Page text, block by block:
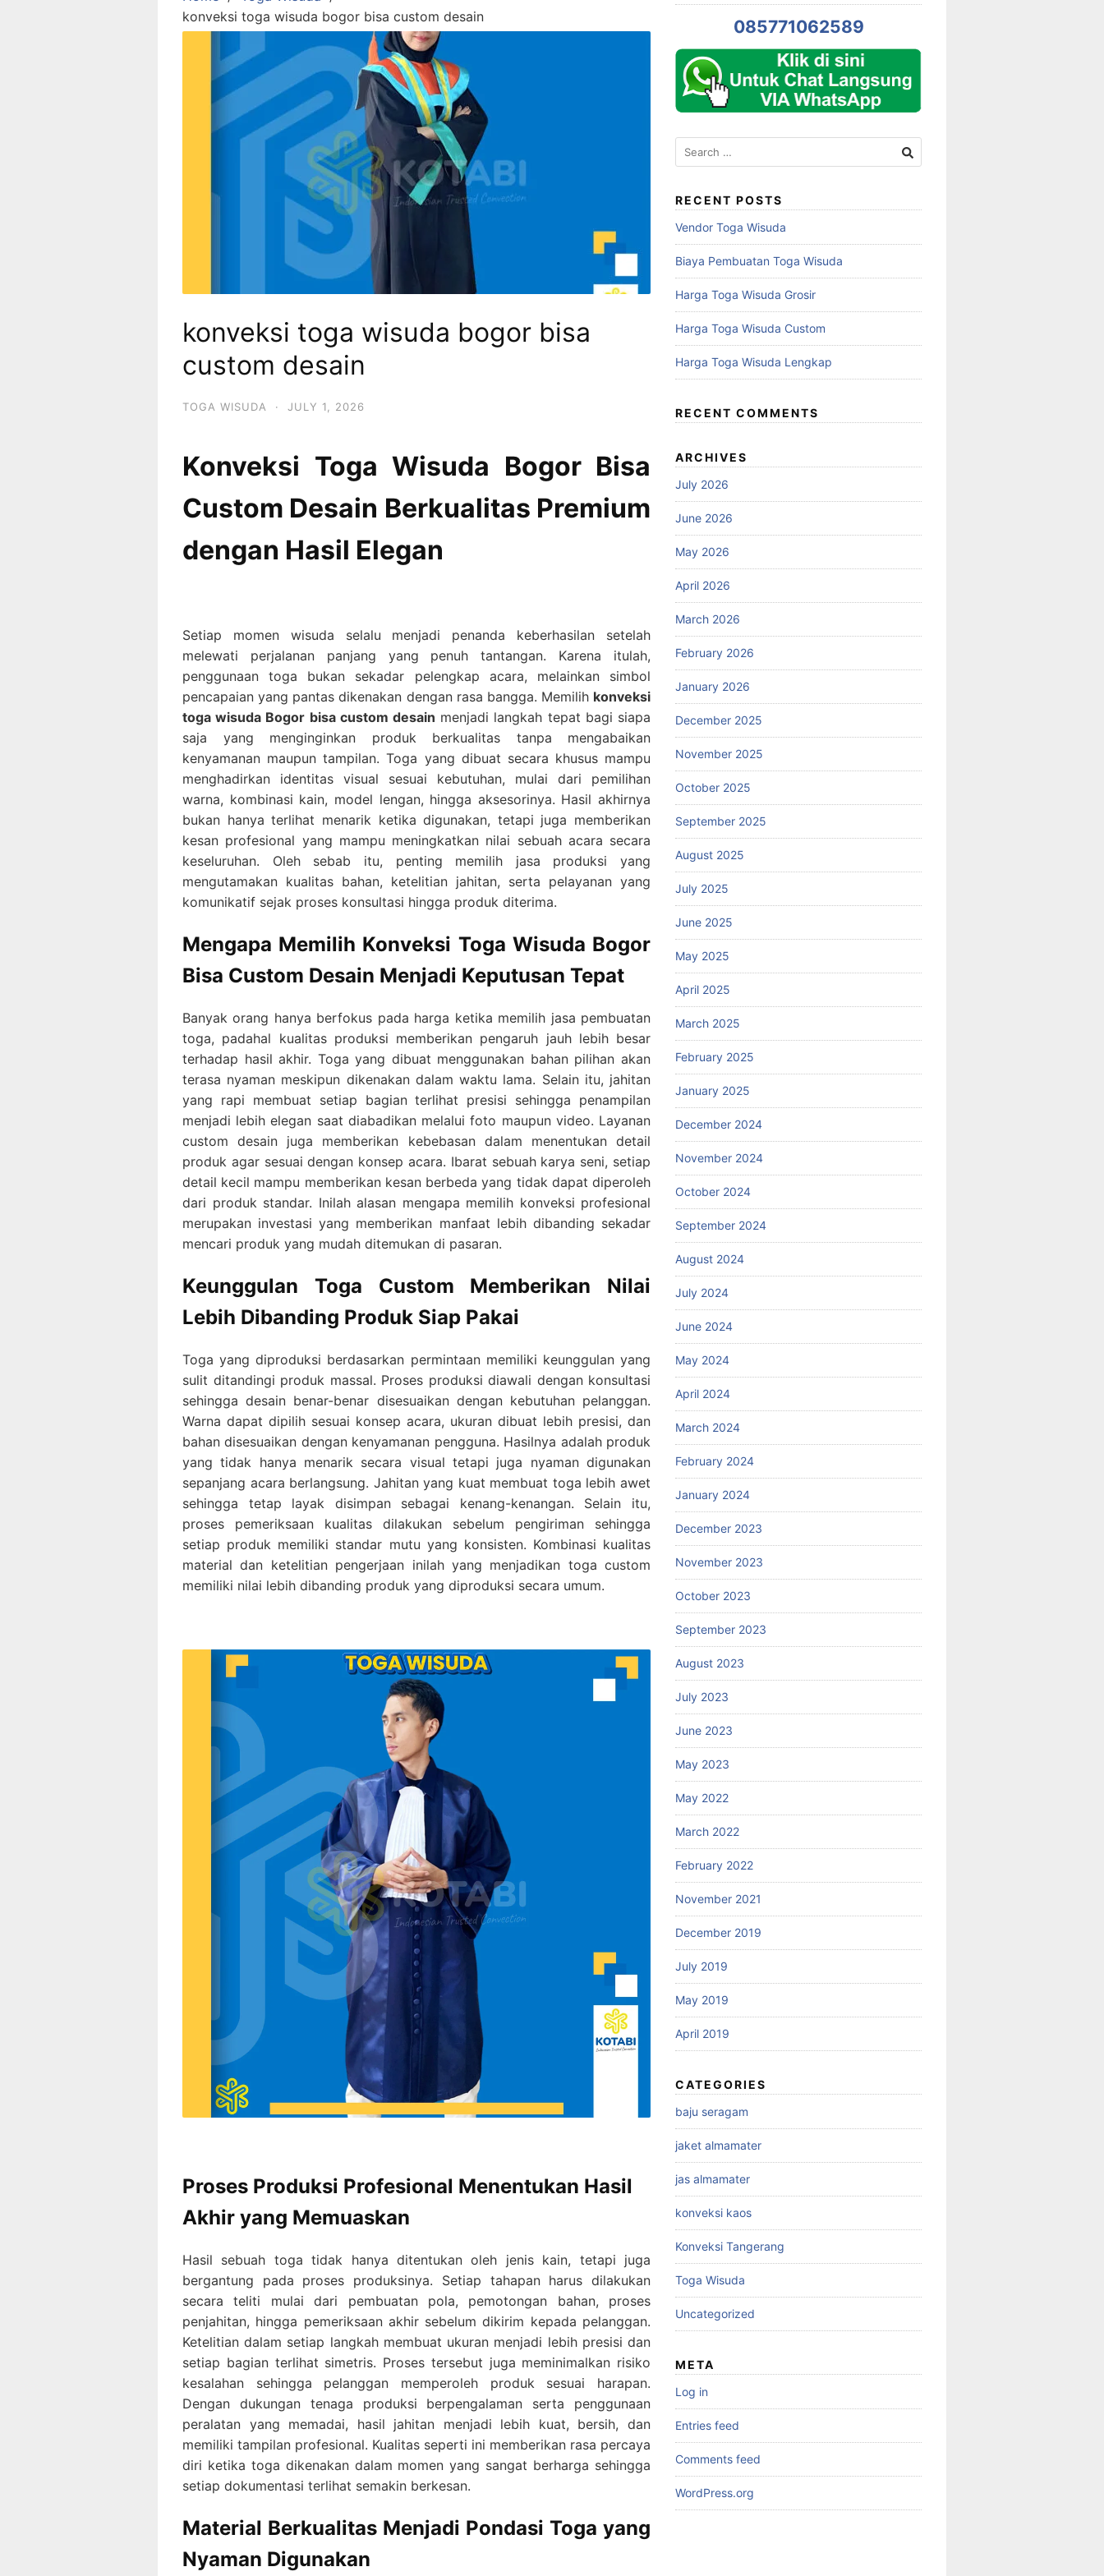
konveksi toga wisuda bogor bisa custom desain
konveksi toga wisuda bogor bisa
custom desain
TOGA WISUDA · JULY 1, 2026
Konveksi Toga Wisuda Bogor Bisa
Custom Desain Berkualitas Premium
dengan Hasil Elegan
Setiap momen wisuda selalu menjadi penanda keberhasilan setelah
melewati perjalanan panjang yang penuh tantangan. Karena itulah,
penggunaan toga bukan sekadar pelengkap acara, melainkan simbol
pencapaian yang pantas dikenakan dengan rasa bangga. Memilih konveksi
toga wisuda Bogor bisa custom desain menjadi langkah tepat bagi siapa
saja yang menginginkan produk berkualitas tanpa mengabaikan
kenyamanan maupun tampilan. Toga yang dibuat secara khusus mampu
menghadirkan identitas visual sesuai kebutuhan, mulai dari pemilihan
warna, kombinasi kain, model lengan, hingga aksesorinya. Hasil akhirnya
bukan hanya terlihat menarik ketika digunakan, tetapi juga memberikan
kesan profesional yang mampu meningkatkan nilai sebuah acara secara
keseluruhan. Oleh sebab itu, penting memilih jasa produksi yang
mengutamakan kualitas bahan, ketelitian jahitan, serta pelayanan yang
komunikatif sejak proses konsultasi hingga produk diterima.
Mengapa Memilih Konveksi Toga Wisuda Bogor
Bisa Custom Desain Menjadi Keputusan Tepat
Banyak orang hanya berfokus pada harga ketika memilih jasa pembuatan
toga, padahal kualitas produksi memberikan pengaruh jauh lebih besar
terhadap hasil akhir. Toga yang dibuat menggunakan bahan pilihan akan
terasa nyaman meskipun dikenakan dalam waktu lama. Selain itu, jahitan
yang rapi membuat setiap bagian terlihat presisi sehingga penampilan
menjadi lebih elegan saat diabadikan melalui foto maupun video. Layanan
custom desain juga memberikan kebebasan dalam menentukan detail
produk agar sesuai dengan konsep acara. Ibarat sebuah karya seni, setiap
detail kecil mampu memberikan kesan berbeda yang tidak dapat diperoleh
dari produk standar. Inilah alasan mengapa memilih konveksi profesional
merupakan investasi yang memberikan manfaat lebih dibanding sekadar
mencari produk yang mudah ditemukan di pasaran.
Keunggulan Toga Custom Memberikan Nilai
Lebih Dibanding Produk Siap Pakai
Toga yang diproduksi berdasarkan permintaan memiliki keunggulan yang
sulit ditandingi produk massal. Proses produksi diawali dengan konsultasi
sehingga desain benar-benar disesuaikan dengan kebutuhan pelanggan.
Warna dapat dipilih sesuai konsep acara, ukuran dibuat lebih presisi, dan
bahan disesuaikan dengan kenyamanan pengguna. Hasilnya adalah produk
yang tidak hanya menarik secara visual tetapi juga nyaman digunakan
sepanjang acara berlangsung. Jahitan yang kuat membuat toga lebih awet
sehingga tetap layak disimpan sebagai kenang-kenangan. Selain itu,
proses pemeriksaan kualitas dilakukan sebelum pengiriman sehingga
setiap produk memiliki standar mutu yang konsisten. Kombinasi kualitas
material dan ketelitian pengerjaan inilah yang menjadikan toga custom
memiliki nilai lebih dibanding produk yang diproduksi secara umum.
Proses Produksi Profesional Menentukan Hasil
Akhir yang Memuaskan
Hasil sebuah toga tidak hanya ditentukan oleh jenis kain, tetapi juga
bergantung pada proses produksinya. Setiap tahapan harus dilakukan
secara teliti mulai dari pembuatan pola, pemotongan bahan, proses
penjahitan, hingga pemeriksaan akhir sebelum dikirim kepada pelanggan.
Ketelitian dalam setiap langkah membuat ukuran menjadi lebih presisi dan
setiap bagian terlihat simetris. Proses tersebut juga meminimalkan risiko
kesalahan sehingga pelanggan memperoleh produk sesuai harapan.
Dengan dukungan tenaga produksi berpengalaman serta penggunaan
peralatan yang memadai, hasil jahitan menjadi lebih kuat, bersih, dan
memiliki tampilan profesional. Kualitas seperti ini memberikan rasa percaya
diri ketika toga dikenakan dalam momen yang sangat berharga sehingga
setiap dokumentasi terlihat semakin berkesan.
Material Berkualitas Menjadi Pondasi Toga yang
Nyaman Digunakan
085771062589
Search
for:
RECENT POSTS
Vendor Toga Wisuda
Biaya Pembuatan Toga Wisuda
Harga Toga Wisuda Grosir
Harga Toga Wisuda Custom
Harga Toga Wisuda Lengkap
RECENT COMMENTS
ARCHIVES
July 2026
June 2026
May 2026
April 2026
March 2026
February 2026
January 2026
December 2025
November 2025
October 2025
September 2025
August 2025
July 2025
June 2025
May 2025
April 2025
March 2025
February 2025
January 2025
December 2024
November 2024
October 2024
September 2024
August 2024
July 2024
June 2024
May 2024
April 2024
March 2024
February 2024
January 2024
December 2023
November 2023
October 2023
September 2023
August 2023
July 2023
June 2023
May 2023
May 2022
March 2022
February 2022
November 2021
December 2019
July 2019
May 2019
April 2019
CATEGORIES
baju seragam
jaket almamater
jas almamater
konveksi kaos
Konveksi Tangerang
Toga Wisuda
Uncategorized
META
Log in
Entries feed
Comments feed
WordPress.org